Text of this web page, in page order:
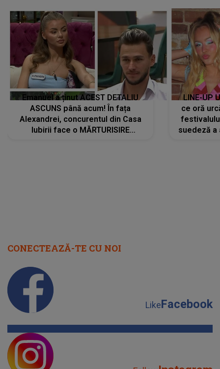
ASCUNS până acum! În fața
Alexandrei, concurentul din Casa
Iubirii face o MĂRTURISIRE
NEAȘTEPTATĂ despre mama sa:
"I-am spus și ei în față, eu nu te
iubesc pentru că..."
LINE-UP
ce oră
suedeză a
s-a